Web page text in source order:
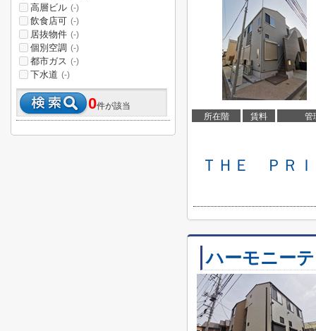
所在階 賃料 管
ＴＨＥ ＰＲ
ハーモニー
高層ビル (-)
飲食店可 (-)
居抜物件 (-)
個別空調 (-)
都市ガス (-)
下水道 (-)
0件が該当